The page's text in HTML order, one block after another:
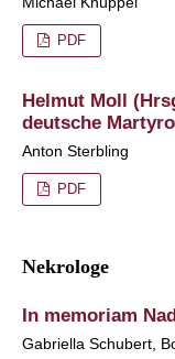
PDF
Helmut Moll
deutsche
Anton Sterbling
PDF
Nekrologe
In memoriam
Gabriella Schubert,